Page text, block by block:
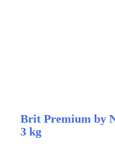
Brit Premium by
3 kg